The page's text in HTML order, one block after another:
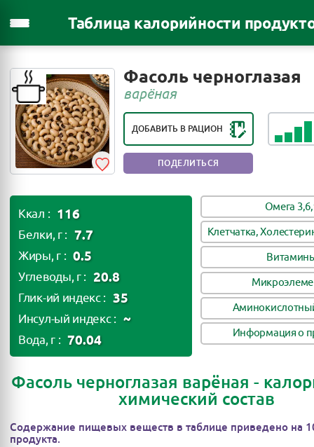
Таблица калорийности
Фасоль черноглазая
варёная
ДОБАВИТЬ В РАЦИОН
ПОЛЕЗНЫЙ ПРОДУКТ
ПОДЕЛИТЬСЯ
Ккал : 116
Белки, г : 7.7
Жиры, г : 0.5
Углеводы, г : 20.8
Глик-ий индекс : 35
Инсул-ый индекс : ~
Вода, г : 70.04
Омега
Клетчатка,
Информация о
Фасоль черноглазая варёная -
химический состав
Содержание пищевых веществ в таблице приведено на
продукта.